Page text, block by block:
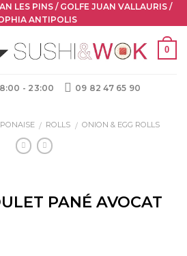
LES PINS / GOLFE JUAN VALLAURIS /
ANTIPOLIS
0
- 23:00 09 82 47 65 90
/ ROLLS / ONION & EGG ROLLS
PANÉ AVOCAT